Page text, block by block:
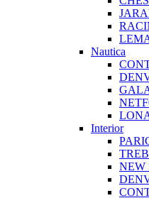
Nautica
Interior
NEW